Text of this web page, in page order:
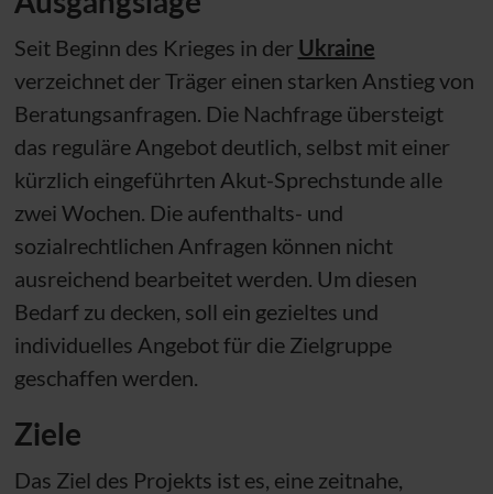
Seit Beginn des Krieges in der Ukraine
verzeichnet der Träger einen starken Anstieg von
Beratungsanfragen. Die Nachfrage übersteigt
das reguläre Angebot deutlich, selbst mit einer
kürzlich eingeführten Akut-Sprechstunde alle
zwei Wochen. Die aufenthalts- und
sozialrechtlichen Anfragen können nicht
ausreichend bearbeitet werden. Um diesen
Bedarf zu decken, soll ein gezieltes und
individuelles Angebot für die Zielgruppe
geschaffen werden.
Ziele
Das Ziel des Projekts ist es, eine zeitnahe,